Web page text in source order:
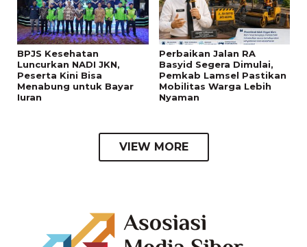
BPJS Kesehatan
Luncurkan NADI JKN,
Peserta Kini Bisa
Menabung untuk Bayar
Iuran
Perbaikan Jalan RA
Basyid Segera Dimulai,
Pemkab Lamsel Pastikan
Mobilitas Warga Lebih
Nyaman
VIEW MORE